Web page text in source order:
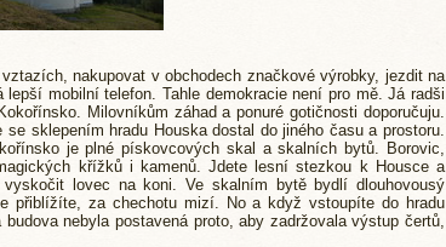
nakupovat v obchodech značkové výrobky, jezdit na
mobilní telefon. Tahle demokracie není pro mě. Já radši
Milovníkům záhad a ponuré gotičnosti doporučuju.
sklepením hradu Houska dostal do jiného času a prostoru.
je plné pískovcových skal a skalních bytů. Borovic,
křížků i kamenů. Jdete lesní stezkou k Housce a
lovec na koni. Ve skalním bytě bydlí dlouhovousý
přiblížíte, za chechotu mizí. No a když vstoupíte do hradu
nebyla postavená proto, aby zadržovala výstup čertů,